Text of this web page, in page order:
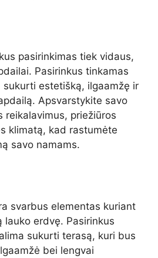
pasirinkimas tiek vidaus,
Pasirinkus tinkamas
sukurti estetišką, ilgaamžę ir
Apsvarstykite savo
reikalavimus, priežiūros
klimatą, kad rastumėte
savo namams.
svarbus elementas kuriant
lauko erdvę. Pasirinkus
sukurti terasą, kuri bus
bei lengvai